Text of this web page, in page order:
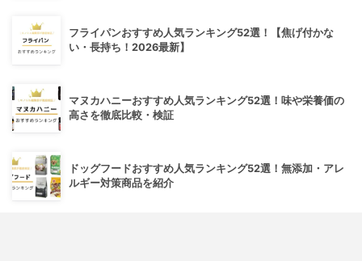
フライパンおすすめ人気ランキング52選！【焦げ付かな
い・長持ち！2026最新】
マヌカハニーおすすめ人気ランキング52選！味や栄養価の
高さを徹底比較・検証
ドッグフードおすすめ人気ランキング52選！無添加・アレ
ルギー対策商品を紹介